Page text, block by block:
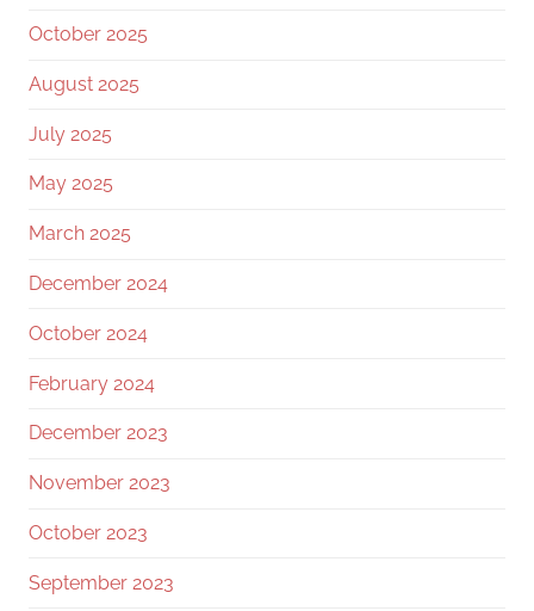
October 2025
August 2025
July 2025
May 2025
March 2025
December 2024
October 2024
February 2024
December 2023
November 2023
October 2023
September 2023